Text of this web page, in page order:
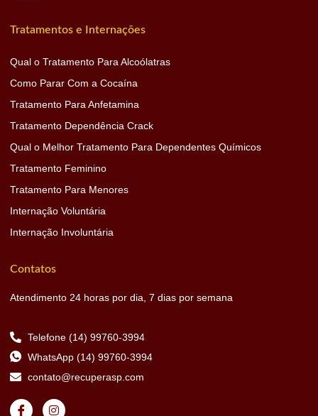
Tratamentos e Internações
Qual o Tratamento Para Alcoólatras
Como Parar Com a Cocaína
Tratamento Para Anfetamina
Tratamento Dependência Crack
Qual o Melhor Tratamento Para Dependentes Químicos
Tratamento Feminino
Tratamento Para Menores
Internação Voluntária
Internação Involuntária
Contatos
Atendimento 24 horas por dia, 7 dias por semana
Telefone (14) 99760-3994
WhatsApp (14) 99760-3994
contato@recuperasp.com